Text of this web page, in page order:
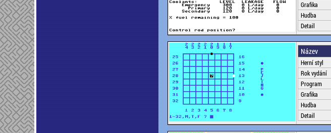
Grafika
Hudba
Detail
Název
Herní styl
Rok vydání
Program
Grafika
Hudba
Detail